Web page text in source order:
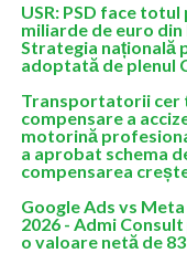
USR: PSD face
miliarde de euro din
Strategia națională
adoptată de plenul
Transportatorii cer
compensare a
motorină
a aprobat schema
compensarea
Google Ads vs
2026 - Admi Consult
o valoare netă de